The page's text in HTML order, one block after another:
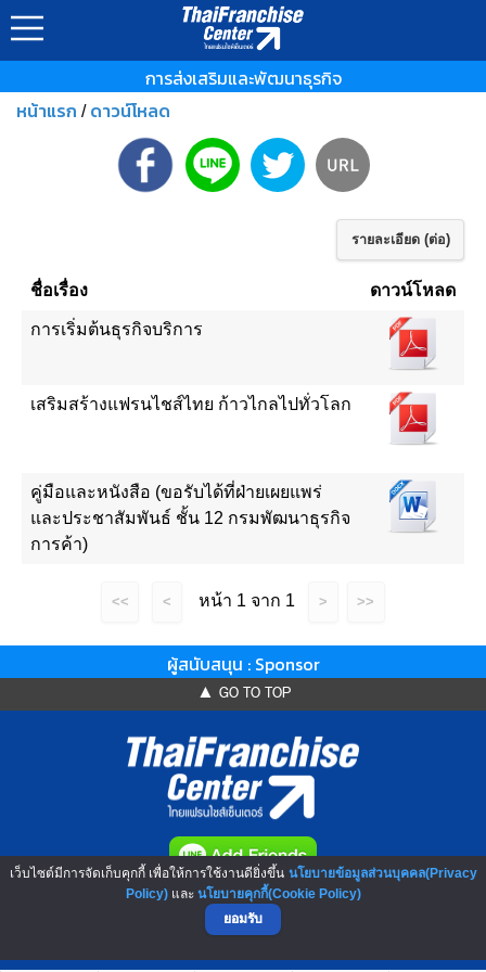
การส่งเสริมและพัฒนาธุรกิจ
หน้าแรก / ดาวน์โหลด
รายละเอียด (ต่อ)
ชื่อเรื่อง ดาวน์โหลด
การเริ่มต้นธุรกิจบริการ
เสริมสร้างแฟรนไชส์ไทย ก้าวไกลไปทั่วโลก
คู่มือและหนังสือ (ขอรับได้ที่ฝ่ายเผยแพร่
และประชาสัมพันธ์ ชั้น 12 กรมพัฒนาธุรกิจ
การค้า)
<< < หน้า 1 จาก 1 > >>
ผู้สนับสนุน : Sponsor
▲ GO TO TOP
NO.1 Franchise Solution
เว็บไซต์มีการจัดเก็บคุกกี้ เพื่อให้การใช้งานดียิ่งขึ้น นโยบายข้อมูลส่วนบุคคล(Privacy
Policy)และ นโยบายคุกกี้(Cookie Policy)
ยอมรับ